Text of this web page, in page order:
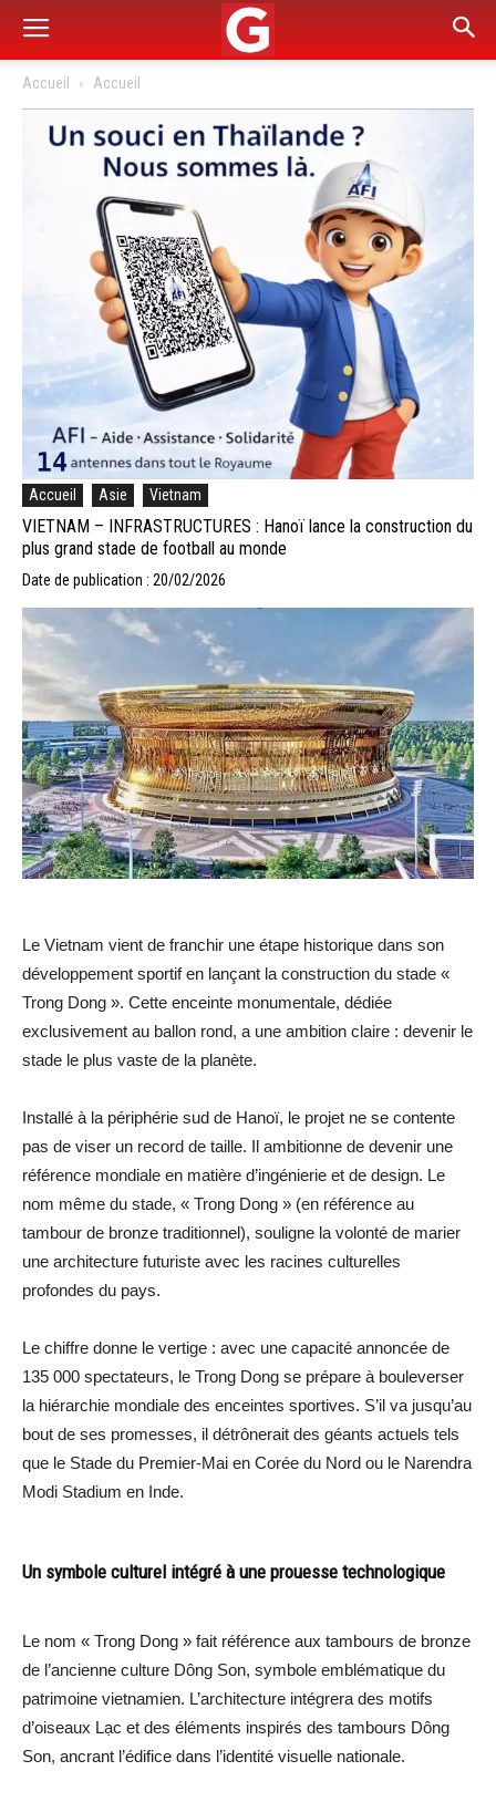
Accueil Accueil
Accueil Asie Vietnam
VIETNAM – INFRASTRUCTURES : Hanoï lance la construction du
plus grand stade de football au monde
Date de publication : 20/02/2026
Le Vietnam vient de franchir une étape historique dans son
développement sportif en lançant la construction du stade «
Trong Dong ». Cette enceinte monumentale, dédiée
exclusivement au ballon rond, a une ambition claire : devenir le
stade le plus vaste de la planète.
Installé à la périphérie sud de Hanoï, le projet ne se contente
pas de viser un record de taille. Il ambitionne de devenir une
référence mondiale en matière d’ingénierie et de design. Le
nom même du stade, « Trong Dong » (en référence au
tambour de bronze traditionnel), souligne la volonté de marier
une architecture futuriste avec les racines culturelles
profondes du pays.
Le chiffre donne le vertige : avec une capacité annoncée de
135 000 spectateurs, le Trong Dong se prépare à bouleverser
la hiérarchie mondiale des enceintes sportives. S’il va jusqu’au
bout de ses promesses, il détrônerait des géants actuels tels
que le Stade du Premier-Mai en Corée du Nord ou le Narendra
Modi Stadium en Inde.
Un symbole culturel intégré à une prouesse technologique
Le nom « Trong Dong » fait référence aux tambours de bronze
de l’ancienne culture Dông Son, symbole emblématique du
patrimoine vietnamien. L’architecture intégrera des motifs
d’oiseaux Lạc et des éléments inspirés des tambours Dông
Son, ancrant l’édifice dans l’identité visuelle nationale.